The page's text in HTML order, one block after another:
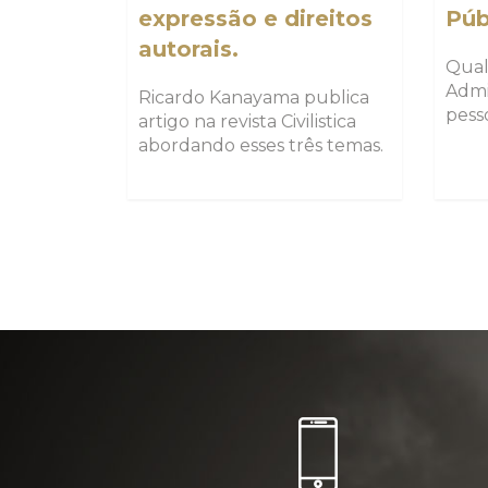
expressão e direitos
autorais.
Ricardo Kanayama publica
artigo na revista Civilistica
abordando esses três temas.